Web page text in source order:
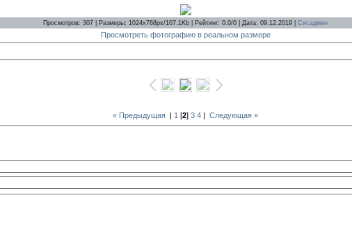
Просмотров: 307 | Размеры: 1024x768px/107.1Kb | Рейтинг: 0.0/0 | Дата: 09.12.2019 | Сисадмин
Просмотреть фотографию в реальном размере
« Предыдущая | 1 [2] 3 4 | Следующая »